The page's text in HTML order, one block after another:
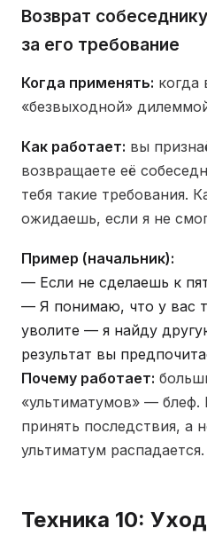
Возврат
за его требование
Когда применять: когда
«безвыходной»
Как работает: вы
возвращаете её
тебя такие требования.
ожидаешь, если я не
Пример (начальник):
— Если не сделаешь к
— Я понимаю, что у вас
уволите — я найду
результат вы
Почему работает:
«ультиматумов» — блеф.
принять последствия, а
ультиматум распадается.
Техника 10: